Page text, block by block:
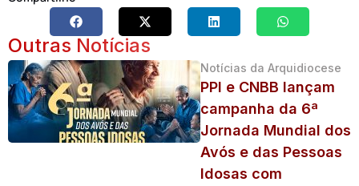
Outras Notícias
Notícias da Arquidiocese
PPI e CNBB lançam
campanha da 6ª
Jornada Mundial dos
Avós e das Pessoas
Idosas com